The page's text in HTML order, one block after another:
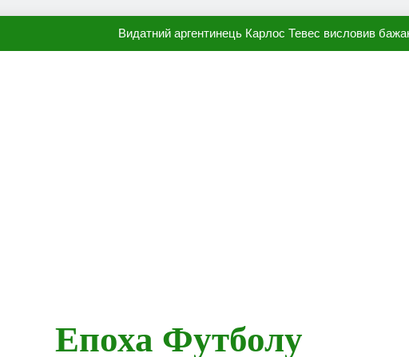
Видатний аргентинець Карлос Тевес висловив
Епоха Футболу